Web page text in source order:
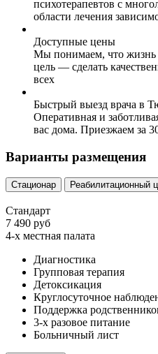
психотерапевтов с
области лечения
Доступные цены
Мы понимаем, что жизнь
цель — сделать
всех
Быстрый выезд врача в
Оперативная и
вас дома. Приезжаем за
Варианты размещения
Стационар Реабилитационный
Стандарт
7 490 руб
4-х местная палата
Диагностика
Групповая терапия
Детоксикация
Круглосуточное
Поддержка
3-х разовое питание
Больничный лист